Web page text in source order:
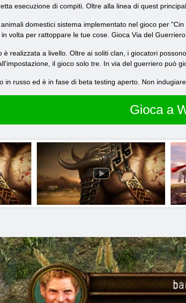
esecuzione di compiti. Oltre alla linea di quest
domestici sistema implementato nel gioco per
volta per rattoppare le tue cose. Gioca Via del
è realizzata a livello. Oltre ai soliti clan, i giocatori
il gioco solo tre. In via del guerriero può
in russo ed è in fase di beta testing aperto. Non
Gioca a